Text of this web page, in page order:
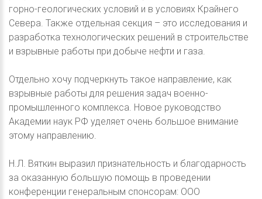
горно-геологических условий и в условиях Крайнего
Севера. Также отдельная секция – это исследования и
разработка технологических решений в строительстве
и взрывные работы при добыче нефти и газа.
Отдельно хочу подчеркнуть такое направление, как
взрывные работы для решения задач военно-
промышленного комплекса. Новое руководство
Академии наук РФ уделяет очень большое внимание
этому направлению.
Н.Л. Вяткин выразил признательность и благодарность
за оказанную большую помощь в проведении
конференции генеральным спонсорам: ООО